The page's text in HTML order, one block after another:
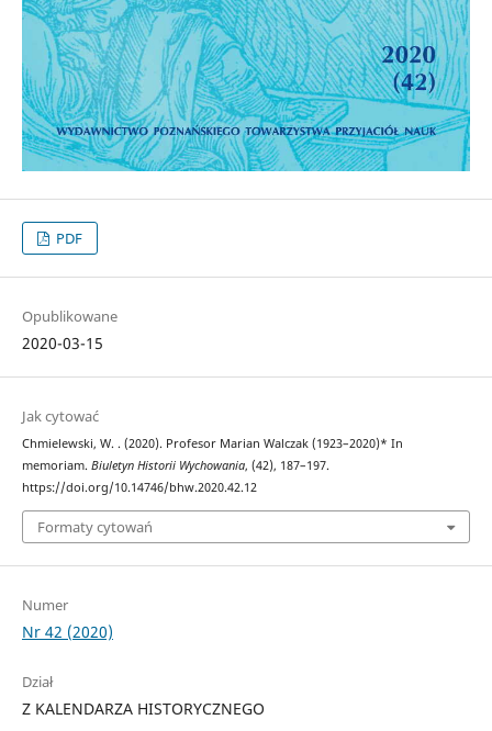
PDF
Opublikowane
2020-03-15
Jak cytować
Chmielewski, W. . (2020). Profesor Marian Walczak (1923–2020)* In
memoriam. Biuletyn Historii Wychowania, (42), 187–197.
https://doi.org/10.14746/bhw.2020.42.12
Formaty cytowań
Numer
Nr 42 (2020)
Dział
Z KALENDARZA HISTORYCZNEGO